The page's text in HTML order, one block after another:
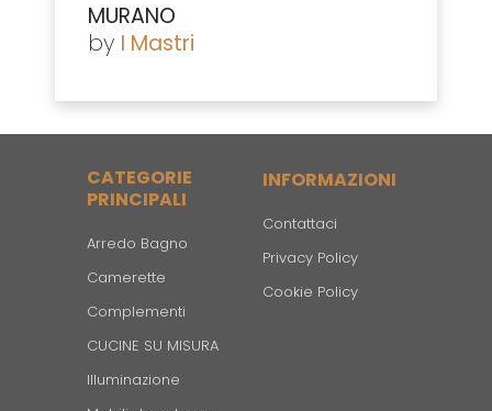
MURANO
by I Mastri
CATEGORIE
PRINCIPALI
Arredo Bagno
Camerette
Complementi
CUCINE SU MISURA
Illuminazione
INFORMAZIONI
Contattaci
Privacy Policy
Cookie Policy